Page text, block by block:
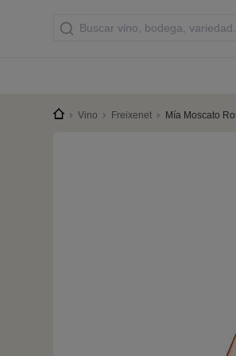
Vino Freixenet Mía Moscato